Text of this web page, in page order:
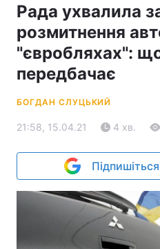
Рада ухвалила
розмитнення
"євробляхах":
передбачає
БОГДАН СЛУЦЬКИЙ
21:58, 15.04.21 4 хв.